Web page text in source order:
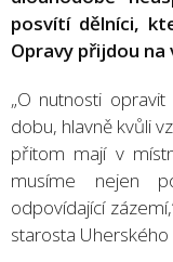
posvítí dělníci,
Opravy přijdou
„O nutnosti
dobu, hlavně kvůli
přitom mají v
musíme nejen
odpovídající
starosta Uherského